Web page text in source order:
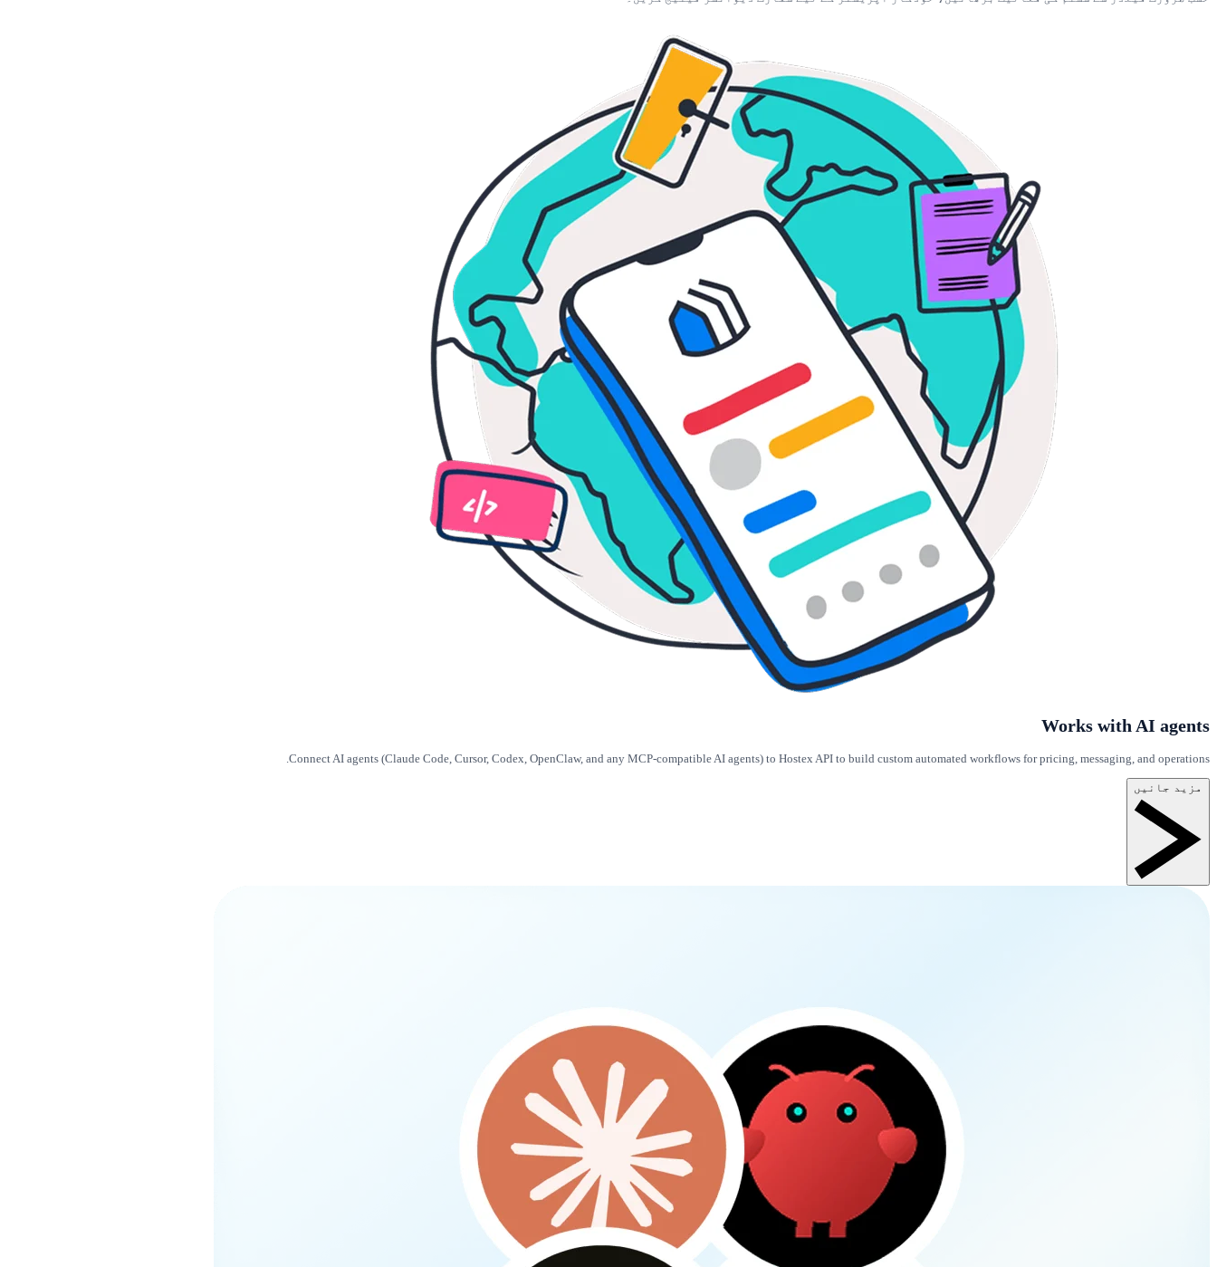
Works with AI agents
Connect AI agents (Claude Code, Cursor, Codex, OpenClaw, and any MCP-compatible AI agents) to Hostex API to build custom automated workflows for pricing, messaging, and operations.
مزید جانیں